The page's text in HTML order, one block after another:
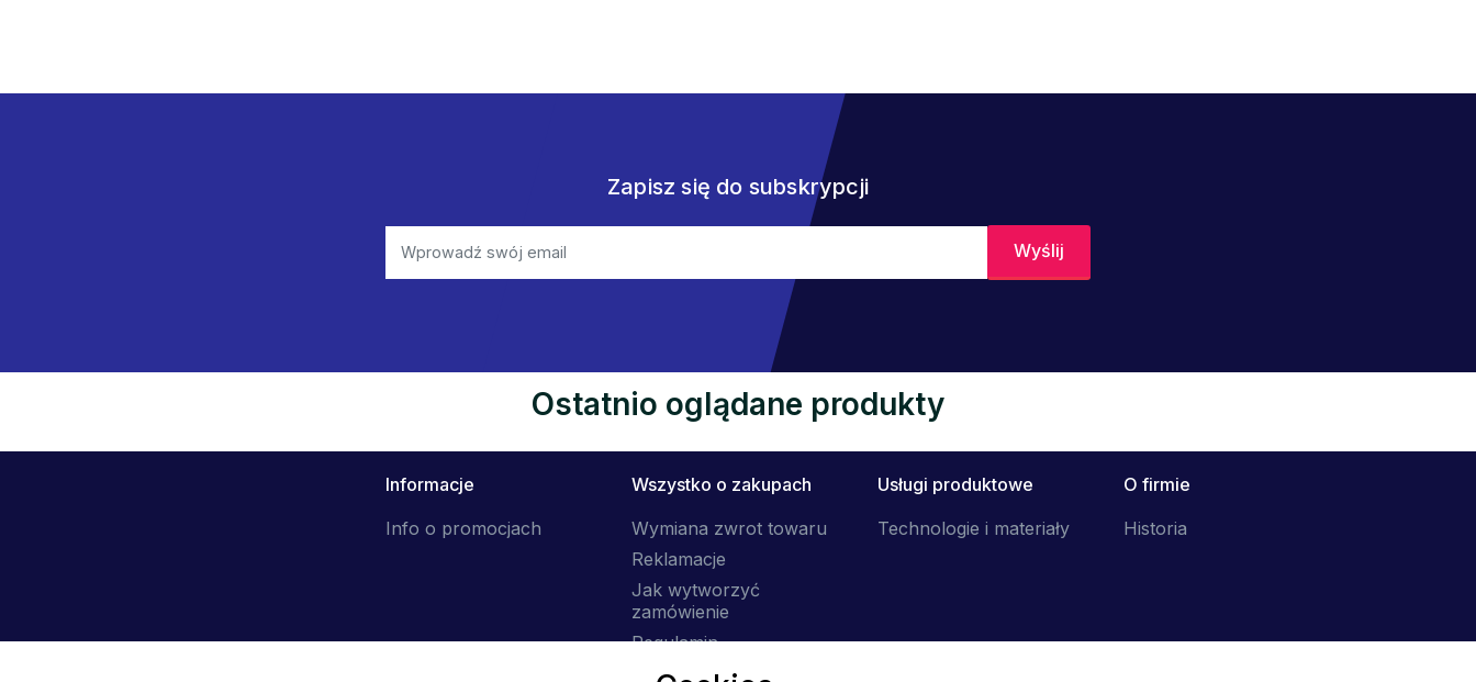
Zapisz się do subskrypcji
Ostatnio oglądane produkty
Informacje
Info o promocjach
Wszystko o zakupach
Wymiana zwrot towaru
Reklamacje
Jak wytworzyć
zamówienie
Regulamin
Dostawa
Usługi produktowe
Technologie i materiały
O firmie
Historia